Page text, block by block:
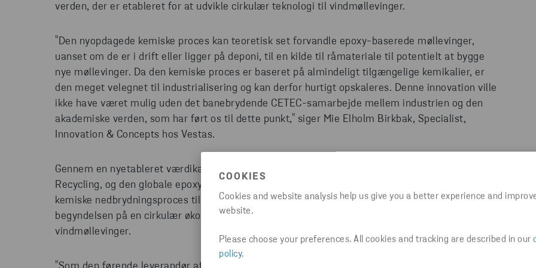
COOKIES
Cookies and website analysis help us give you a better experience and
website.
Please choose your preferences. All cookies and tracking are described in our
policy.
verden, der er etableret for at udvikle cirkulær teknologi til vindmøllevinger.
"Den nyopdagede kemiske proces kan teoretisk set forvandle epoxy-baserede møllevinger,
uanset om de er i drift eller ligger på deponi, til en kilde til råmateriale til potentielt at bygge
nye møllevinger. Da den kemiske proces er baseret på almindeligt tilgængelige kemikalier, er
den meget velegnet til industrialisering og kan derfor hurtigt opskaleres. Denne innovation ville
ikke have været mulig uden det banebrydende CETEC-samarbejde mellem industrien og den
akademiske verden, som har ført os til dette punkt," siger Mie Elholm Birkbak, Specialist,
Innovation & Concepts hos Vestas.
Gennem en nyetableret værdikæde med Nordens største genvindingsvirksomhed, Stena
Recycling, og den globale epoxyproducent Olin, vil Vestas nu fokusere på at opskalere den nye
kemiske nedbrydningsproces til en kommerciel løsning. Når løsningen er moden, vil den være
begyndelsen på en cirkulær økonomi for eksisterende og fremtidige epoxybaserede
vindmøllevinger.